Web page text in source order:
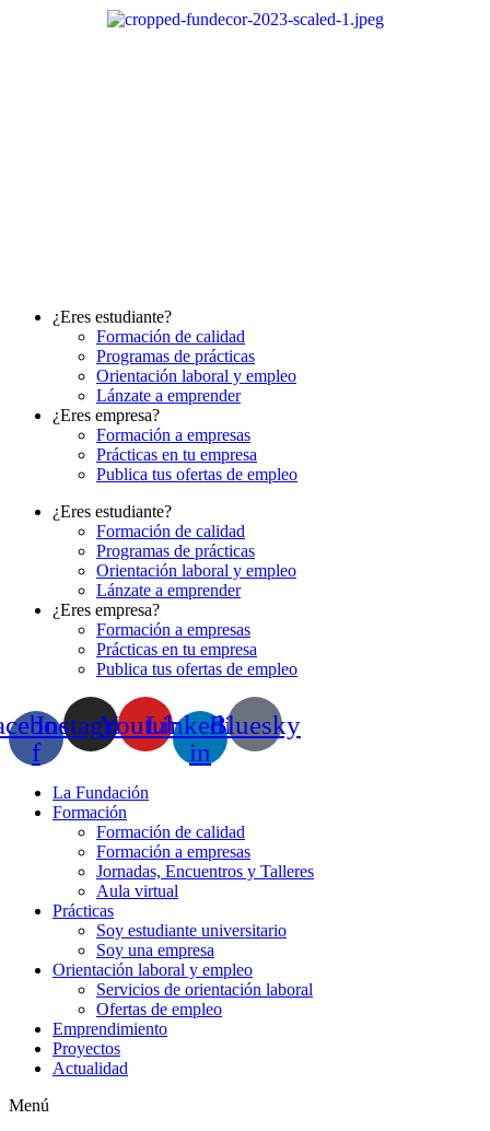
¿Eres estudiante?
Formación de calidad
Programas de prácticas
Orientación laboral y empleo
Lánzate a emprender
¿Eres empresa?
Formación a empresas
Prácticas en tu empresa
Publica tus ofertas de empleo
¿Eres estudiante?
Formación de calidad
Programas de prácticas
Orientación laboral y empleo
Lánzate a emprender
¿Eres empresa?
Formación a empresas
Prácticas en tu empresa
Publica tus ofertas de empleo
f
InstagramYoutubeLinkedin-
in
Bluesky
La Fundación
Formación
Formación de calidad
Formación a empresas
Jornadas, Encuentros y Talleres
Aula virtual
Prácticas
Soy estudiante universitario
Soy una empresa
Orientación laboral y empleo
Servicios de orientación laboral
Ofertas de empleo
Emprendimiento
Proyectos
Actualidad
Menú